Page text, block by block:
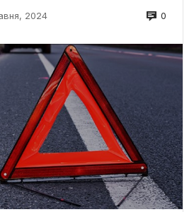
2024 0